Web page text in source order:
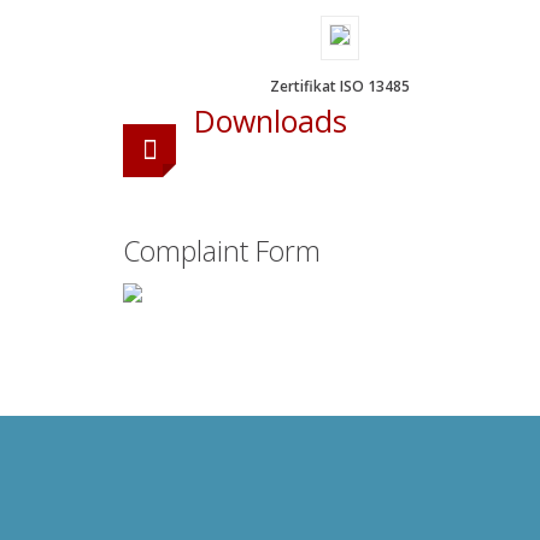
Zertifikat ISO 13485
Downloads
Complaint Form